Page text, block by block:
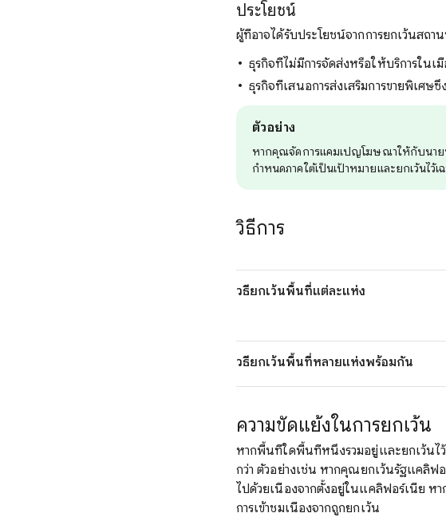
ประโยชน์
ผู้ที่อาจได้รับประโยชน์จากการยกเว้นสถา
ธุรกิจที่ไม่มีการจัดส่งหรือให้บริการใ
ธุรกิจที่เสนอการส่งเสริมการขายพิเศษ
ตัวอย่าง
หากคุณจัดการแคมเปญโฆษณาให้กับนาย
กำหนดภาคใต้เป็นเป้าหมายและยกเว้นไว้เ
วิธีการ
วิธียกเว้นพื้นที่แต่ละแห่ง
วิธียกเว้นพื้นที่หลายแห่งพร้อมกัน
ความขัดแย้งในการยกเว้น
หากพื้นที่ใดพื้นที่หนึ่งรวมอยู่และยกเว้นไว้
กว่า ตัวอย่างเช่น หากคุณยกเว้นรัฐแคลิฟ
ไปด้วยเนื่องจากตั้งอยู่ในแคลิฟอร์เนีย
การเข้าชมเนื่องจากถูกยกเว้น